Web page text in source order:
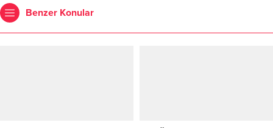
Benzer Konular